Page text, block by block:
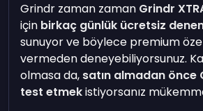
Grindr zaman zaman Grindr
için birkaç günlük ücretsiz
sunuyor ve böylece premium
vermeden deneyebiliyorsunuz.
olmasa da, satın almadan önce
test etmekistiyorsanız